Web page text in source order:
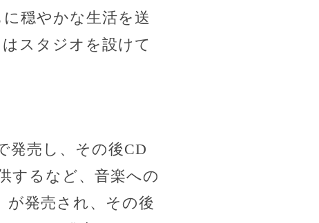
穏やかな生活を送
スタジオを設けて
発売し、その後CD
するなど、音楽への
が発売され、その後